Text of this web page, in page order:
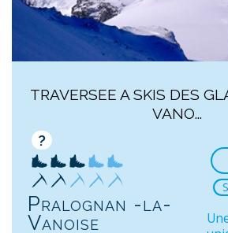
TRAVERSEE A SKIS DES
VANO...
?
Pralognan -la-
Vanoise